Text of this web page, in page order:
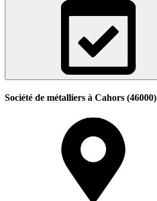
Société de métalliers à Cahors (46000)